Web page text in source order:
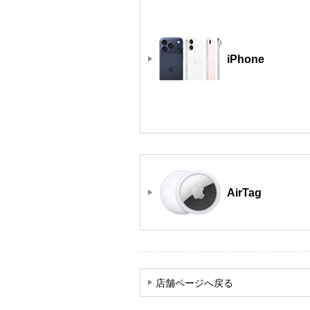
iPhone
AirTag
店舗ページへ戻る